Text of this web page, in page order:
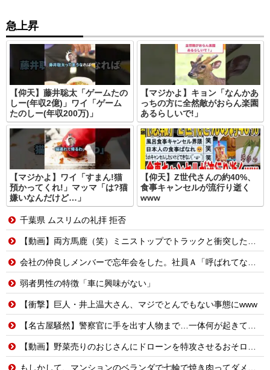
急上昇
【仰天】藤井聡太「ゲームたの
しー(年収2億)」ワイ「ゲーム
たのしー(年収200万)」
【マジかよ】キョン「なんかあ
っちの方に全然敵がおらん楽園
あるらしいで!」
【マジかよ】ワイ「すまん!猫
預かってくれ!」マッマ「は?猫
嫌いなんだけど…」
【仰天】Z世代さんの約40%、
食事キャンセルが流行り逝く
www
千葉県 ムスリムの礼拝 拒否
【動画】両方馬鹿（笑）ミニストップでトラックと衝突したドラレコが（ノ∇`）
会社の仲良しメンバーで忘年会をした。社員Ａ「呼ばれてない！」私（なぜ今年も呼ばれると思うのか…）→ Ａは『食べ物』になると豹変・・・
弱者男性の特徴「車に興味がない」
【衝撃】巨人・井上温大さん、マジでとんでもない事態にwww
【名古屋騒然】警察官に手を出す人物まで…一体何が起きているのか #外国人 #共生社会 #japan
【動画】野菜売りのおじさんにドローンを特攻させるおそロシア。
もしかして、マンションのベランダで七輪で焼き肉ってダメなの？????